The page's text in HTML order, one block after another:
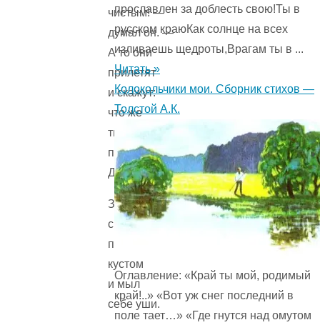
чистым! —
думал он. —
А то они
прилетят
и скажут:
что же
ты такой
пыльный,
Дятел?»
Заяц
сидел
под
кустом
и мыл
себе уши.
прославлен за доблесть свою!Ты в
русском краюКак солнце на всех
изливаешь щедроты,Врагам ты в ...
Читать »
Колокольчики мои. Сборник стихов —
Толстой А.К.
Оглавление: «Край ты мой, родимый
край!..» «Вот уж снег последний в
поле тает…» «Где гнутся над омутом